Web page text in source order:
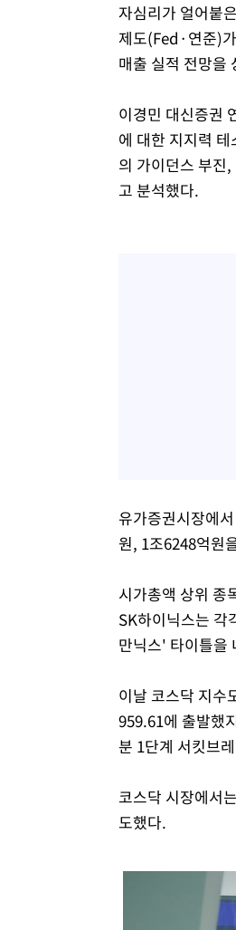
자심리가 얼어붙
제도(Fed·연준)
매출 실적 전망을
이경민 대신증권
에 대한 지지력
의 가이던스 부진
고 분석했다.
유가증권시장에
원, 1조6248억원
시가총액 상위 종
SK하이닉스는
만닉스' 타이틀을
이날 코스닥 지수
959.61에 출발했
분 1단계 서킷브
코스닥 시장에서
도했다.